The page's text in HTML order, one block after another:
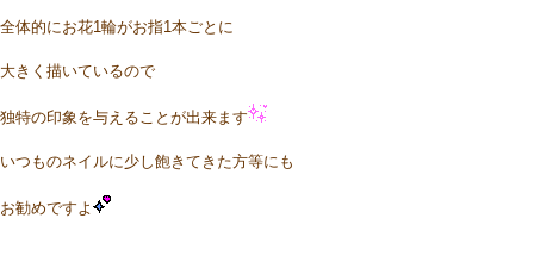
全体的にお花1輪がお指1本ごとに
大きく描いているので
独特の印象を与えることが出来ます
いつものネイルに少し飽きてきた方等にも
お勧めですよ